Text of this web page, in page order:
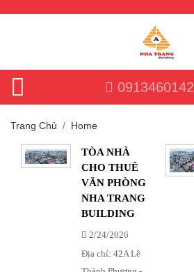
0913460142
Trang Chủ Home
TÒA NHÀ
CHO THUÊ
VĂN PHÒNG
NHA TRANG
BUILDING
2/24/2026
Địa chỉ: 42A Lê